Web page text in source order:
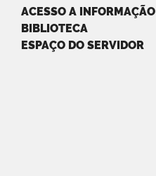
ACESSO A INFORMAÇÃO
BIBLIOTECA
ESPAÇO DO SERVIDOR